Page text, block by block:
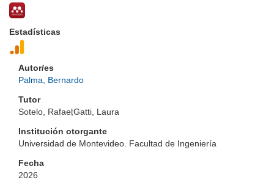
Estadísticas
Autor/es
Palma, Bernardo
Tutor
Sotelo, Rafael;Gatti, Laura
Institución otorgante
Universidad de Montevideo. Facultad de Ingeniería
Fecha
2026